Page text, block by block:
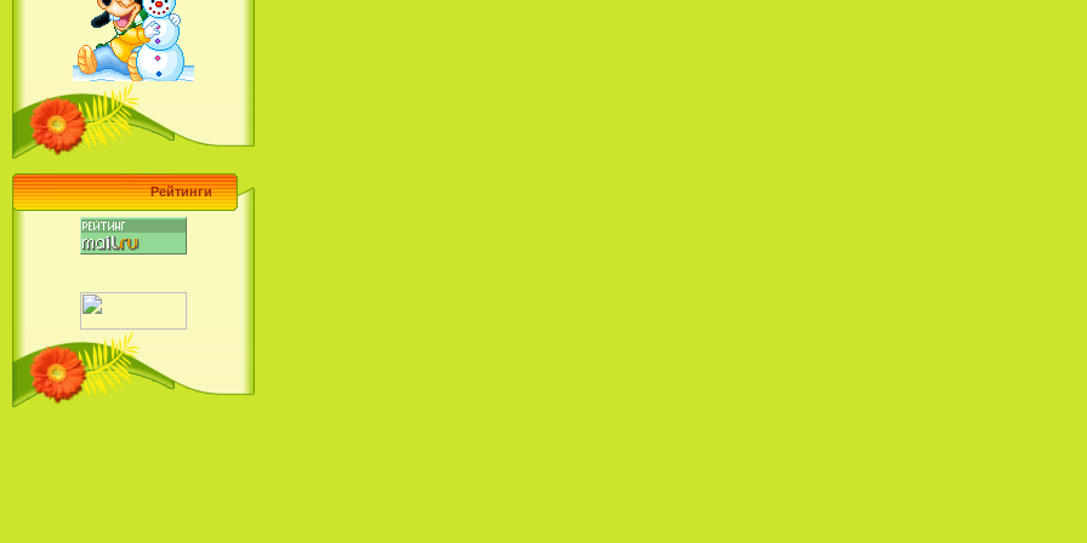
Наша Маша и Волшебный
Орех (2009)
Барби поет! Коллекция песен
кинопринцесс / Barbie Sings! The
Princess Movie Song Collection (2004)
Рейтинги